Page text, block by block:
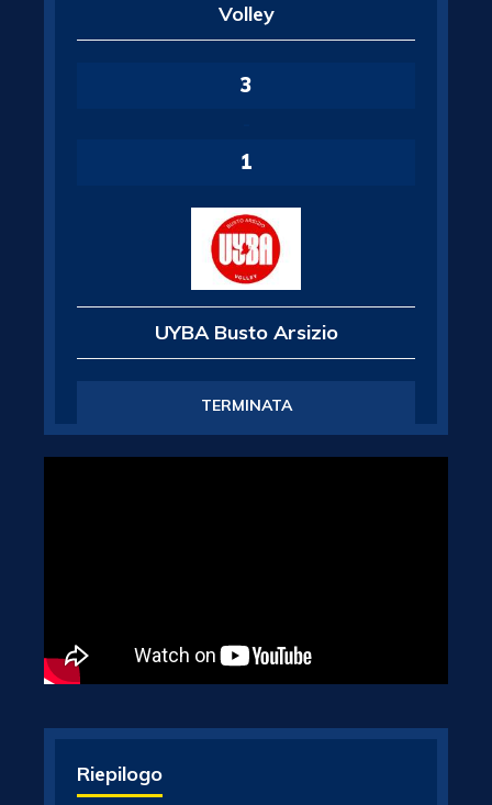
Volley
3
1
UYBA Busto Arsizio
TERMINATA
Riepilogo